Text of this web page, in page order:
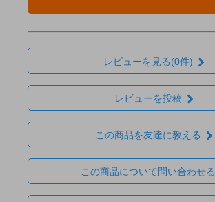
レビューを見る(0件)
レビューを投稿
この商品を友達に教える
この商品について問い合わせる